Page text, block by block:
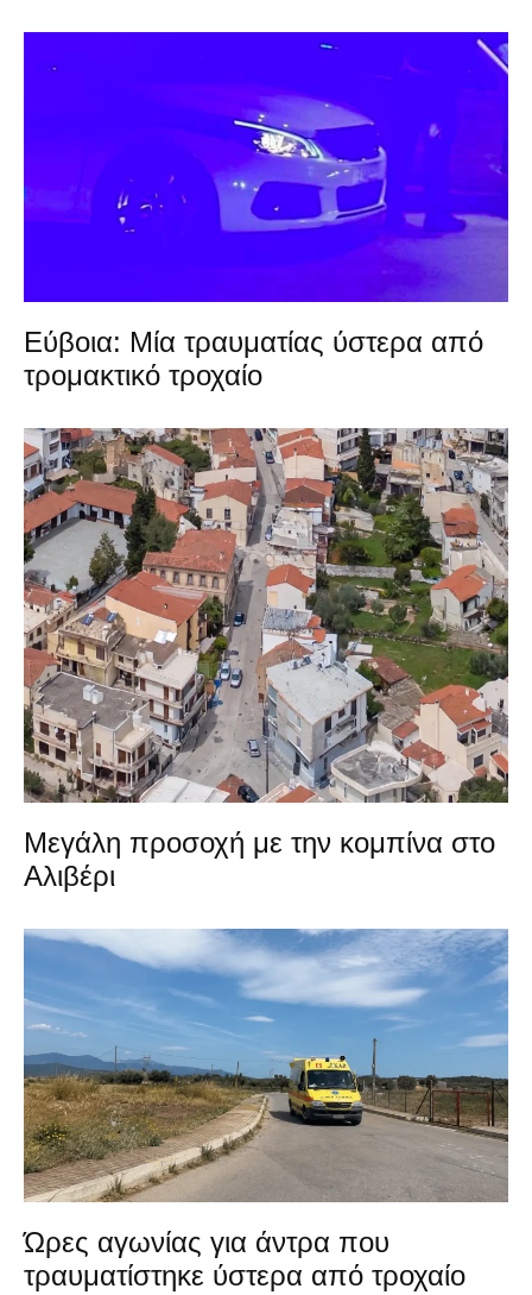
Εύβοια: Μία τραυματίας ύστερα από
τρομακτικό τροχαίο
Μεγάλη προσοχή με την κομπίνα στο
Αλιβέρι
Ώρες αγωνίας για άντρα που
τραυματίστηκε ύστερα από τροχαίο